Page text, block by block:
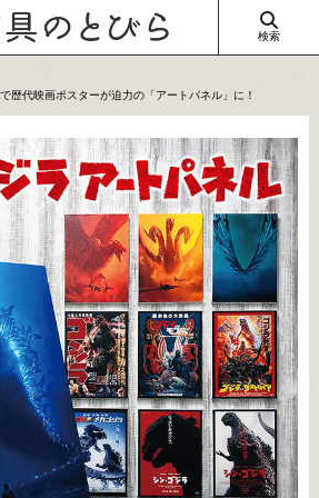
検索
歴代映画ポスターが迫力の「アートパネル」に！